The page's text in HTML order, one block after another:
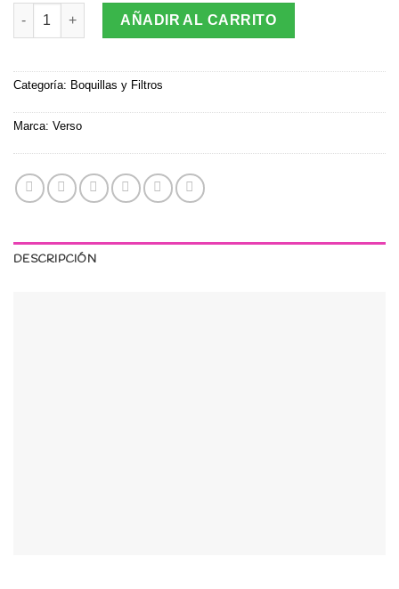
Filtro Verso Slim Long (Valor Por Mayor $990) cantidad
AÑADIR AL CARRITO
Categoría: Boquillas y Filtros
Marca: Verso
DESCRIPCIÓN